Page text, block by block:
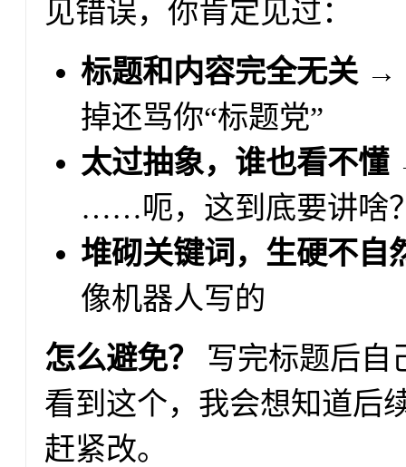
见错误，你肯定见过：
标题和内容完全无关 →
掉还骂你“标题党”
太过抽象，谁也看不懂
……呃，这到底要讲啥
堆砌关键词，生硬不自
像机器人写的
怎么避免？
写完标题后自
看到这个，我会想知道后
赶紧改。